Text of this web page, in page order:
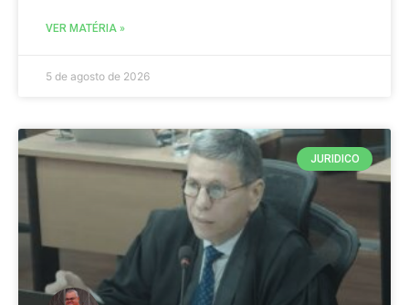
VER MATÉRIA »
5 de agosto de 2026
JURIDICO